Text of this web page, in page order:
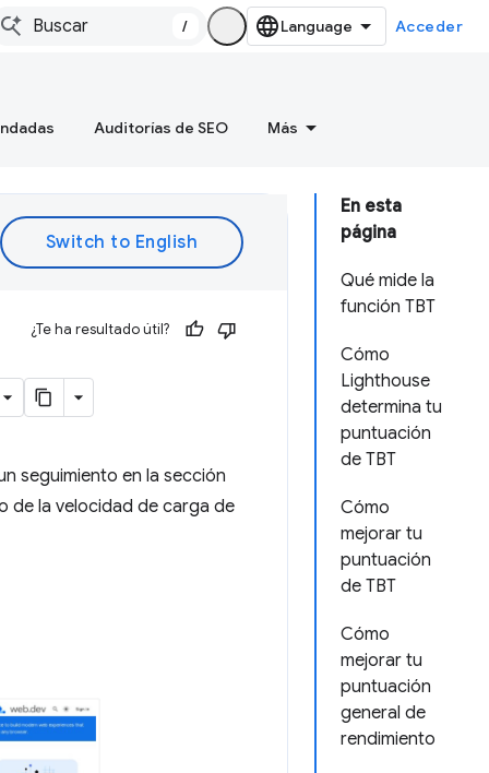
/ Acceder
Auditorías de SEO Más
En esta
página
Qué mide la
función TBT
Cómo
Lighthouse
determina tu
puntuación
de TBT
Cómo
mejorar tu
puntuación
de TBT
Cómo
mejorar tu
puntuación
general de
rendimiento
¿Te ha resultado útil?
seguimiento en la sección
de la velocidad de carga de